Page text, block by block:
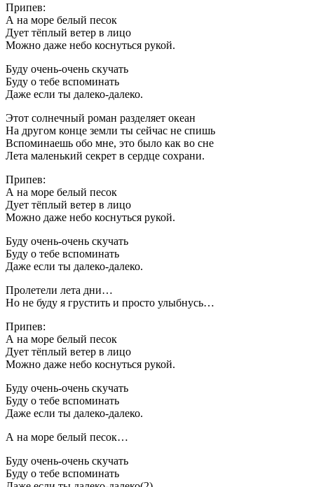
Припев:
А на море белый песок
Дует тёплый ветер в лицо
Можно даже небо коснуться рукой.
Буду очень-очень скучать
Буду о тебе вспоминать
Даже если ты далеко-далеко.
Этот солнечный роман разделяет океан
На другом конце земли ты сейчас не спишь
Вспоминаешь обо мне, это было как во сне
Лета маленький секрет в сердце сохрани.
Припев:
А на море белый песок
Дует тёплый ветер в лицо
Можно даже небо коснуться рукой.
Буду очень-очень скучать
Буду о тебе вспоминать
Даже если ты далеко-далеко.
Пролетели лета дни…
Но не буду я грустить и просто улыбнусь…
Припев:
А на море белый песок
Дует тёплый ветер в лицо
Можно даже небо коснуться рукой.
Буду очень-очень скучать
Буду о тебе вспоминать
Даже если ты далеко-далеко.
А на море белый песок…
Буду очень-очень скучать
Буду о тебе вспоминать